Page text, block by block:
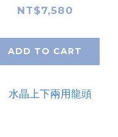
NT$7,580
ADD TO CART